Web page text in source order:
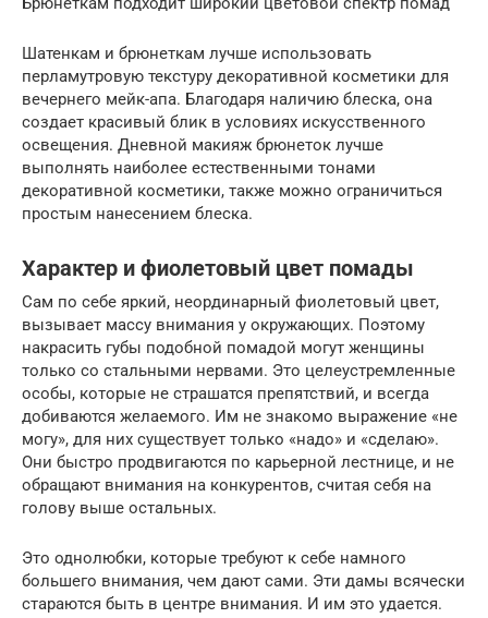
Шатенкам и брюнеткам лучше использовать
перламутровую текстуру декоративной косметики для
вечернего мейк-апа. Благодаря наличию блеска, она
создает красивый блик в условиях искусственного
освещения. Дневной макияж брюнеток лучше
выполнять наиболее естественными тонами
декоративной косметики, также можно ограничиться
простым нанесением блеска.
Характер и фиолетовый цвет помады
Сам по себе яркий, неординарный фиолетовый цвет,
вызывает массу внимания у окружающих. Поэтому
накрасить губы подобной помадой могут женщины
только со стальными нервами. Это целеустремленные
особы, которые не страшатся препятствий, и всегда
добиваются желаемого. Им не знакомо выражение «не
могу», для них существует только «надо» и «сделаю».
Они быстро продвигаются по карьерной лестнице, и не
обращают внимания на конкурентов, считая себя на
голову выше остальных.
Это однолюбки, которые требуют к себе намного
большего внимания, чем дают сами. Эти дамы всячески
стараются быть в центре внимания. И им это удается.